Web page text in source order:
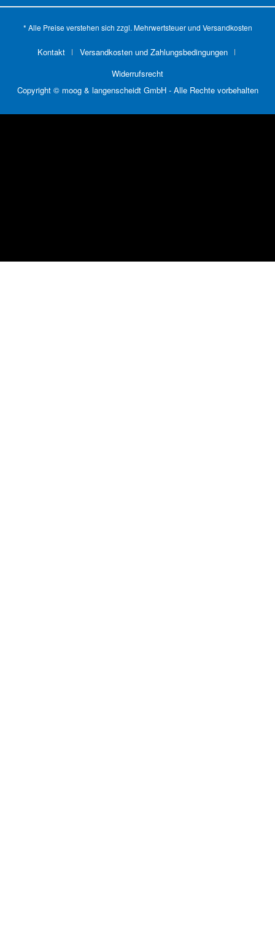
* Alle Preise verstehen sich zzgl. Mehrwertsteuer und Versandkosten
Kontakt
Versandkosten und Zahlungsbedingungen
Widerrufsrecht
Copyright © moog & langenscheidt GmbH - Alle Rechte vorbehalten